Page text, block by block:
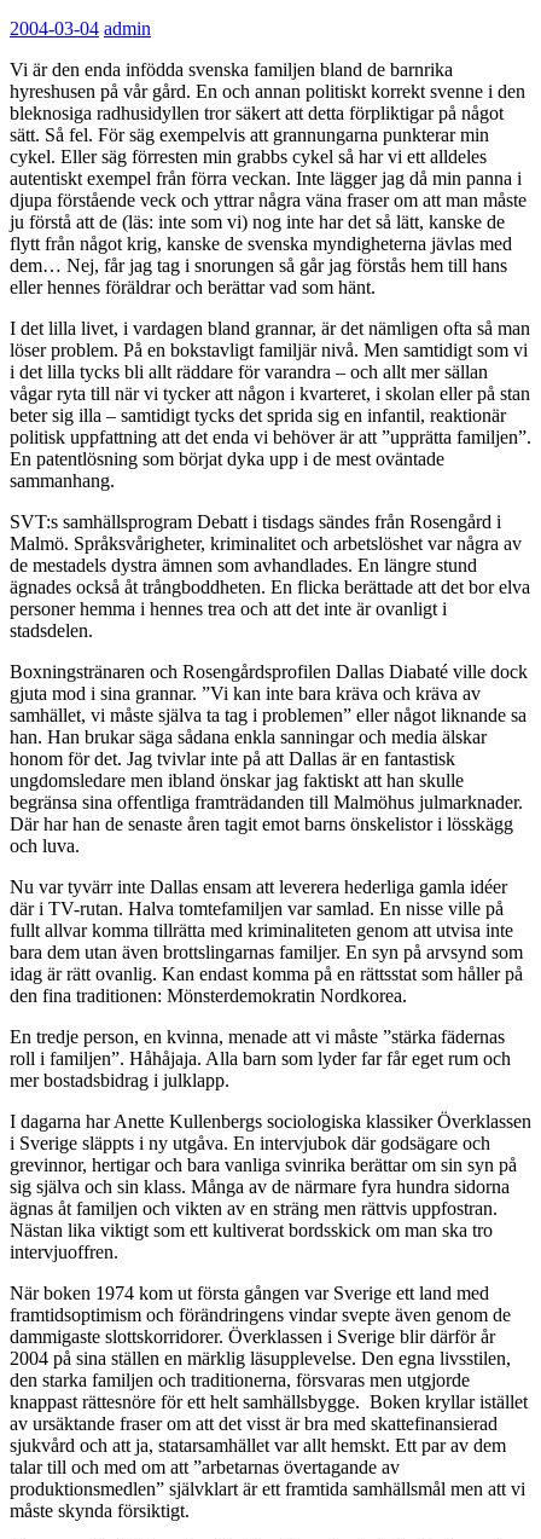
2004-03-04 admin
Vi är den enda infödda svenska familjen bland de barnrika
hyreshusen på vår gård. En och annan politiskt korrekt svenne i den
bleknosiga radhusidyllen tror säkert att detta förpliktigar på något
sätt. Så fel. För säg exempelvis att grannungarna punkterar min
cykel. Eller säg förresten min grabbs cykel så har vi ett alldeles
autentiskt exempel från förra veckan. Inte lägger jag då min panna i
djupa förstående veck och yttrar några väna fraser om att man måste
ju förstå att de (läs: inte som vi) nog inte har det så lätt, kanske de
flytt från något krig, kanske de svenska myndigheterna jävlas med
dem… Nej, får jag tag i snorungen så går jag förstås hem till hans
eller hennes föräldrar och berättar vad som hänt.
I det lilla livet, i vardagen bland grannar, är det nämligen ofta så man
löser problem. På en bokstavligt familjär nivå. Men samtidigt som vi
i det lilla tycks bli allt räddare för varandra – och allt mer sällan
vågar ryta till när vi tycker att någon i kvarteret, i skolan eller på stan
beter sig illa – samtidigt tycks det sprida sig en infantil, reaktionär
politisk uppfattning att det enda vi behöver är att ”upprätta familjen”.
En patentlösning som börjat dyka upp i de mest oväntade
sammanhang.
SVT:s samhällsprogram Debatt i tisdags sändes från Rosengård i
Malmö. Språksvårigheter, kriminalitet och arbetslöshet var några av
de mestadels dystra ämnen som avhandlades. En längre stund
ägnades också åt trångboddheten. En flicka berättade att det bor elva
personer hemma i hennes trea och att det inte är ovanligt i
stadsdelen.
Boxningstränaren och Rosengårdsprofilen Dallas Diabaté ville dock
gjuta mod i sina grannar. ”Vi kan inte bara kräva och kräva av
samhället, vi måste själva ta tag i problemen” eller något liknande sa
han. Han brukar säga sådana enkla sanningar och media älskar
honom för det. Jag tvivlar inte på att Dallas är en fantastisk
ungdomsledare men ibland önskar jag faktiskt att han skulle
begränsa sina offentliga framträdanden till Malmöhus julmarknader.
Där har han de senaste åren tagit emot barns önskelistor i lösskägg
och luva.
Nu var tyvärr inte Dallas ensam att leverera hederliga gamla idéer
där i TV-rutan. Halva tomtefamiljen var samlad. En nisse ville på
fullt allvar komma tillrätta med kriminaliteten genom att utvisa inte
bara dem utan även brottslingarnas familjer. En syn på arvsynd som
idag är rätt ovanlig. Kan endast komma på en rättsstat som håller på
den fina traditionen: Mönsterdemokratin Nordkorea.
En tredje person, en kvinna, menade att vi måste ”stärka fädernas
roll i familjen”. Håhåjaja. Alla barn som lyder far får eget rum och
mer bostadsbidrag i julklapp.
I dagarna har Anette Kullenbergs sociologiska klassiker Överklassen
i Sverige släppts i ny utgåva. En intervjubok där godsägare och
grevinnor, hertigar och bara vanliga svinrika berättar om sin syn på
sig själva och sin klass. Många av de närmare fyra hundra sidorna
ägnas åt familjen och vikten av en sträng men rättvis uppfostran.
Nästan lika viktigt som ett kultiverat bordsskick om man ska tro
intervjuoffren.
När boken 1974 kom ut första gången var Sverige ett land med
framtidsoptimism och förändringens vindar svepte även genom de
dammigaste slottskorridorer. Överklassen i Sverige blir därför år
2004 på sina ställen en märklig läsupplevelse. Den egna livsstilen,
den starka familjen och traditionerna, försvaras men utgjorde
knappast rättesnöre för ett helt samhällsbygge. Boken kryllar istället
av ursäktande fraser om att det visst är bra med skattefinansierad
sjukvård och att ja, statarsamhället var allt hemskt. Ett par av dem
talar till och med om att ”arbetarnas övertagande av
produktionsmedlen” självklart är ett framtida samhällsmål men att vi
måste skynda försiktigt.